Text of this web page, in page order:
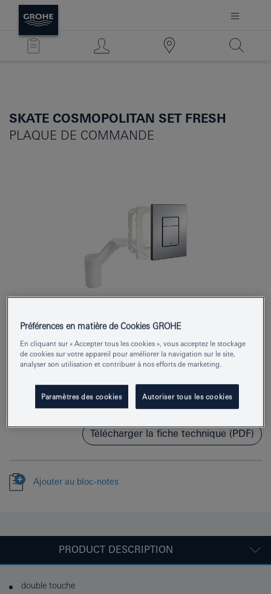
SKATE COSMOPOLITAN SET FRESH
PLAQUE DE COMMANDE
Numéro de produit 38805000
Couleur
Télécharger la fiche technique (PDF)
Ajouter au bloc-notes
PRODUCT DESCRIPTION
double touche
Préférences en matière de Cookies GROHE
En cliquant sur « Accepter tous les cookies », vous acceptez le stockage
de cookies sur votre appareil pour améliorer la navigation sur le site,
analyser son utilisation et contribuer à nos efforts de marketing.
Paramètres des cookies Autoriser tous les cookies